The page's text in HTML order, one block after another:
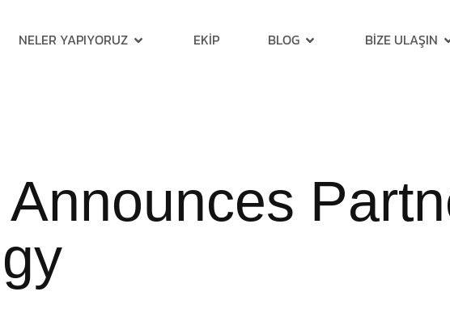
NELER YAPIYORUZ EKIP BLOG BIZE ULAŞIN